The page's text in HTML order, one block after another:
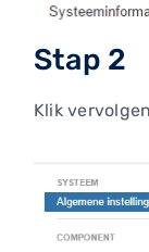
Stap 2
Klik